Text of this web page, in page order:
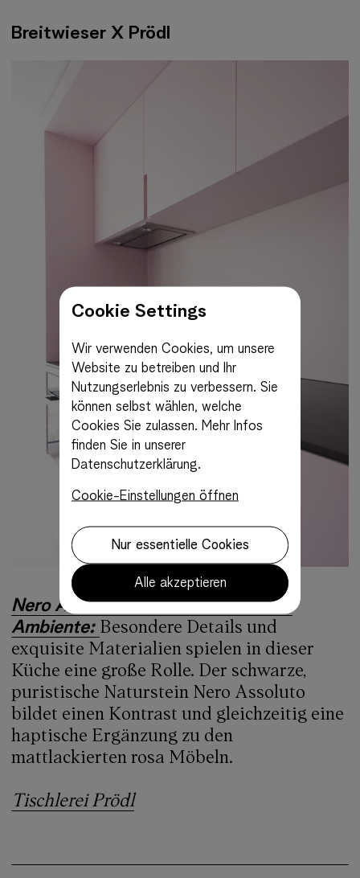
Breitwieser X Prödl
Nero Assoluto als Kontrast im rosa
Ambiente: Besondere Details und
exquisite Materialien spielen in dieser
Küche eine große Rolle. Der schwarze,
puristische Naturstein Nero Assoluto
bildet einen Kontrast und gleichzeitig eine
haptische Ergänzung zu den
mattlackierten rosa Möbeln.
Tischlerei Prödl
Cookie Settings
Wir verwenden Cookies, um unsere
Website zu betreiben und Ihr
Nutzungserlebnis zu verbessern. Sie
können selbst wählen, welche
Cookies Sie zulassen. Mehr Infos
finden Sie in unserer
Datenschutzerklärung.
Cookie-Einstellungen öffnen
Nur essentielle Cookies
Alle akzeptieren